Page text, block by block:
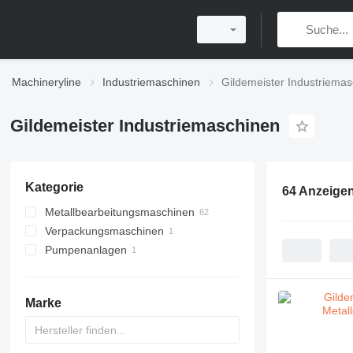
Machineryline Industriemaschinen Gildemeister
Gildemeister Industriemaschinen
Kategorie
Metallbearbeitungsmaschinen
Metalldrehmaschinen
Bearbeitungszentren
Verpackungsmaschinen
Schalenversiegler
Pumpenanlagen
Marke
64